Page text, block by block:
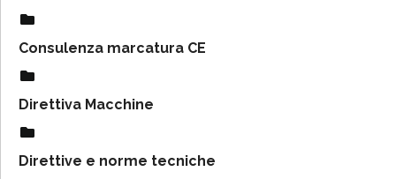
Consulenza marcatura CE
Direttiva Macchine
Direttive e norme tecniche